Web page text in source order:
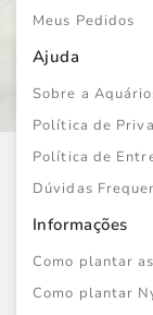
Meus Pedidos
Ajuda
Sobre a
Política de
Política de
Dúvidas
Informações
Como plantar
Como plantar